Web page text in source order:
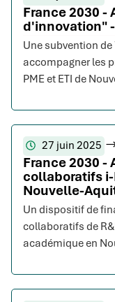
France 2030 -
d'innovation"
Une subvention
accompagner les
PME et ETI de
27 juin 2025
France 2030 -
collaboratifs
Nouvelle-
Un dispositif de
collaboratifs de
académique en